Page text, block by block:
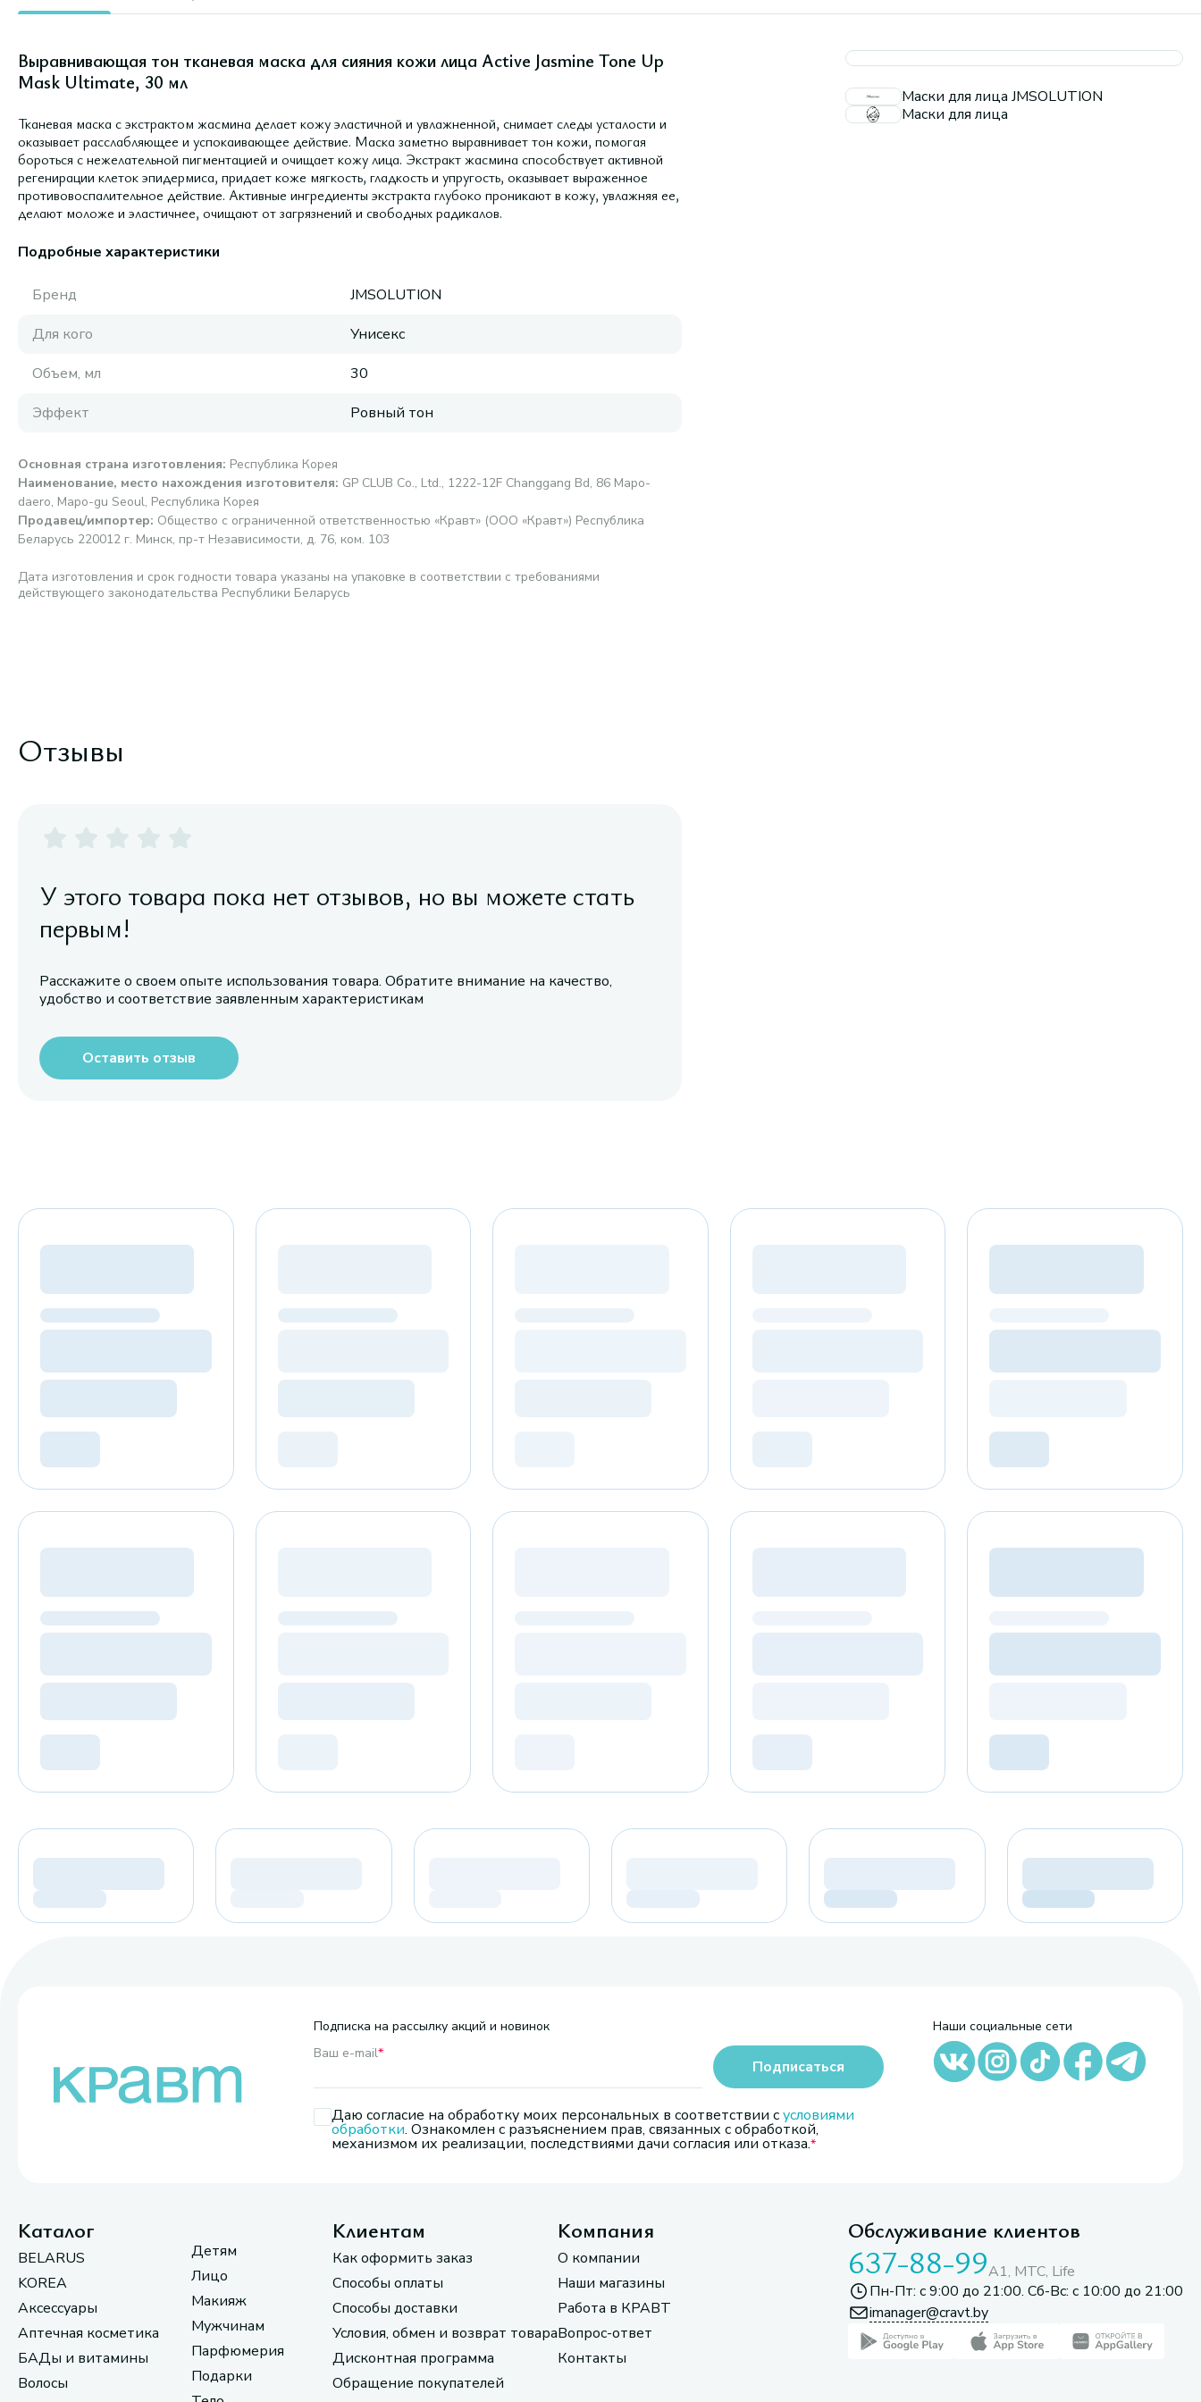
Выравнивающая тон тканевая маска для сияния кожи лица Active Jasmine Tone Up
Mask Ultimate, 30 мл
Тканевая маска с экстрактом жасмина делает кожу эластичной и увлажненной, снимает следы усталости и
оказывает расслабляющее и успокаивающее действие. Маска заметно выравнивает тон кожи, помогая
бороться с нежелательной пигментацией и очищает кожу лица. Экстракт жасмина способствует активной
регенирации клеток эпидермиса, придает коже мягкость, гладкость и упругость, оказывает выраженное
противовоспалительное действие. Активные ингредиенты экстракта глубоко проникают в кожу, увлажняя ее,
делают моложе и эластичнее, очищают от загрязнений и свободных радикалов.
Подробные характеристики
Бренд
JMSOLUTION
Для кого
Унисекс
Объем, мл
30
Эффект
Ровный тон
Основная страна изготовления: Республика Корея
Наименование, место нахождения изготовителя: GP CLUB Co., Ltd., 1222-12F Changgang Bd, 86 Mapo-
daero, Mapo-gu Seoul, Республика Корея
Продавец/импортер: Общество с ограниченной ответственностью «Кравт» (ООО «Кравт») Республика
Беларусь 220012 г. Минск, пр-т Независимости, д. 76, ком. 103
Дата изготовления и срок годности товара указаны на упаковке в соответствии с требованиями
действующего законодательства Республики Беларусь
Маски для лица JMSOLUTION
Маски для лица
Отзывы
У этого товара пока нет отзывов, но вы можете стать
первым!
Расскажите о своем опыте использования товара. Обратите внимание на качество,
удобство и соответствие заявленным характеристикам
Оставить отзыв
Подписка на рассылку акций и новинок
Ваш e-mail*
Даю согласие на обработку моих персональных в соответствии сусловиями
обработки. Ознакомлен с разъяснением прав, связанных с обработкой,
механизмом их реализации, последствиями дачи согласия или отказа.
Подписаться
Наши социальные сети
Каталог
BELARUS
KOREA
Аксессуары
Аптечная косметика
БАДы и витамины
Волосы
Детям
Лицо
Макияж
Мужчинам
Парфюмерия
Подарки
Клиентам
Как оформить заказ
Способы оплаты
Способы доставки
Условия, обмен и возврат товара
Дисконтная программа
Обращение покупателей
Компания
О компании
Наши магазины
Работа в КРАВТ
Вопрос-ответ
Контакты
Обслуживание клиентов
637-88-99A1, МТС, Life
Пн-Пт: с 9:00 до 21:00. Сб-Вс: с 10:00 до 21:00
imanager@cravt.by